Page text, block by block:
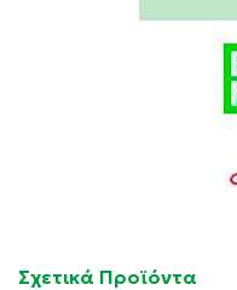
Σχετικά Προϊόντα